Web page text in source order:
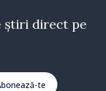
știri direct pe
te